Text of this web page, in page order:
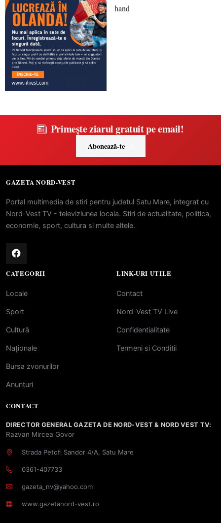
Primește ziarul gratuit pe email!
Abonează-te
GAZETA NORD-VEST
Portal multimedia de stiri pentru judetul Satu Mare, integrat cu
Nord-Vest TV - televiziunea locala. Stiri de actualitate, politica,
economie, sport, cultura si multe altele.
CATEGORII
Locale
Sport
Cultură
Naționale
Bursa zvonurilor
Anunțuri
LINK-URI UTILE
Contact
Nord-Vest TV Live
Confidentialitate
Termeni si Conditii
CONTACT
DIRECTOR GENERAL GAZETA DE NORD-VEST & NORD VEST TV:
Razvan Mircea Govor
Strada Petofi Sandor 4/A, Satu Mare
0361-407733
gazeta_nv@yahoo.com
www.gazetanord-vest.ro